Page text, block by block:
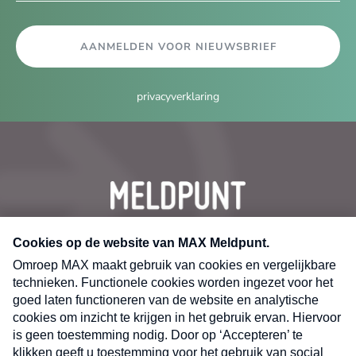
AANMELDEN VOOR NIEUWSBRIEF
privacyverklaring
CONTACT
Volg ons op